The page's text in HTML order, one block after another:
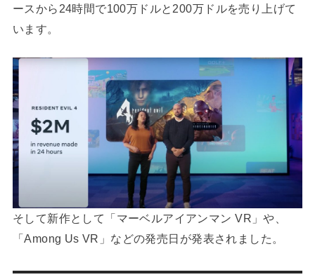
ースから24時間で100万ドルと200万ドルを売り上げて
います。
そして新作として「マーベルアイアンマン VR」や、
「Among Us VR」などの発売日が発表されました。